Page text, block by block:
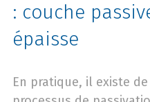
: couche
épaisse
En pratique, il existe